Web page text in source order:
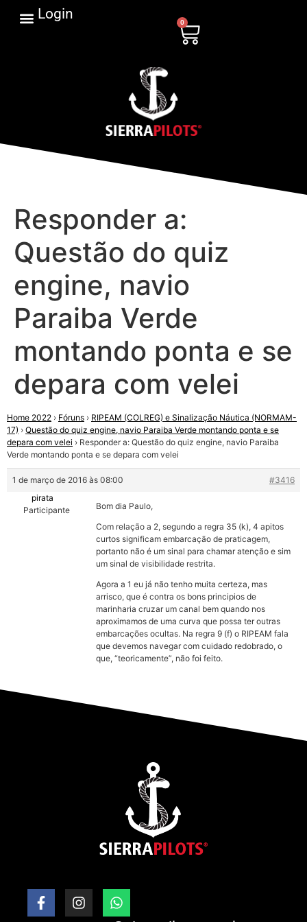
Login
0
Responder a:
Questão do quiz
engine, navio
Paraiba Verde
montando ponta e se
depara com velei
Home 2022 › Fóruns › RIPEAM (COLREG) e Sinalização Náutica (NORMAM-
17) › Questão do quiz engine, navio Paraiba Verde montando ponta e se
depara com velei › Responder a: Questão do quiz engine, navio Paraiba
Verde montando ponta e se depara com velei
1 de março de 2016 às 08:00
#3416
pirata
Participante
Bom dia Paulo,
Com relação a 2, segundo a regra 35 (k), 4 apitos
curtos significam embarcação de praticagem,
portanto não é um sinal para chamar atenção e sim
um sinal de visibilidade restrita.
Agora a 1 eu já não tenho muita certeza, mas
arrisco, que é contra os bons principios de
marinharia cruzar um canal bem quando nos
aproximamos de uma curva que possa ter outras
embarcações ocultas. Na regra 9 (f) o RIPEAM fala
que devemos navegar com cuidado redobrado, o
que, “teoricamente”, não foi feito.